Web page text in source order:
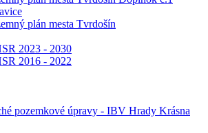
plán mesta Tvrdošín
2023 - 2030
2016 - 2022
pozemkové úpravy - IBV Hrady Krásna